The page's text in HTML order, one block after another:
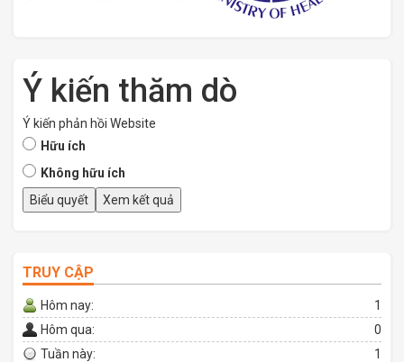
Ý kiến thăm dò
Ý kiến phản hồi Website
Hữu ích
Không hữu ích
TRUY CẬP
Hôm nay:
1
Hôm qua:
0
Tuần này:
1